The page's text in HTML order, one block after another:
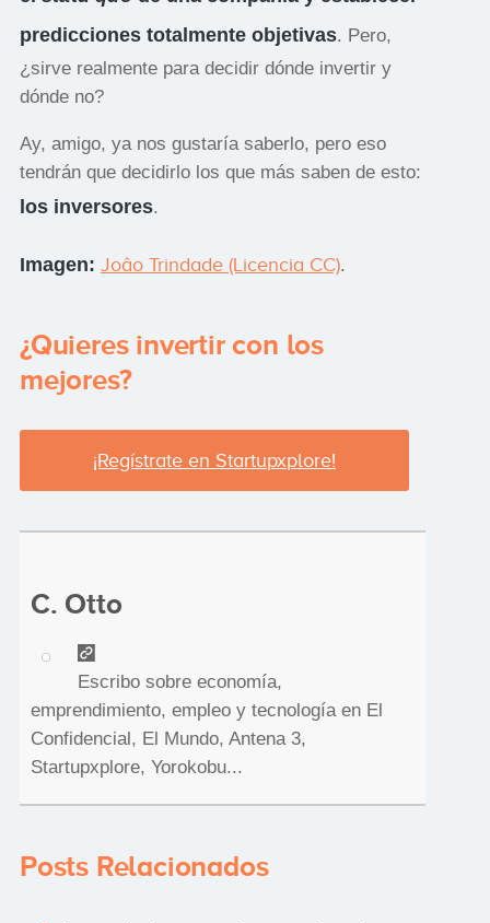
predicciones totalmente objetivas. Pero,
¿sirve realmente para decidir dónde invertir y
dónde no?
Ay, amigo, ya nos gustaría saberlo, pero eso
tendrán que decidirlo los que más saben de esto:
los inversores.
Imagen: Joâo Trindade (Licencia CC).
¿Quieres invertir con los
mejores?
¡Regístrate en Startupxplore!
C. Otto
Escribo sobre economía,
emprendimiento, empleo y tecnología en El
Confidencial, El Mundo, Antena 3,
Startupxplore, Yorokobu...
Posts Relacionados